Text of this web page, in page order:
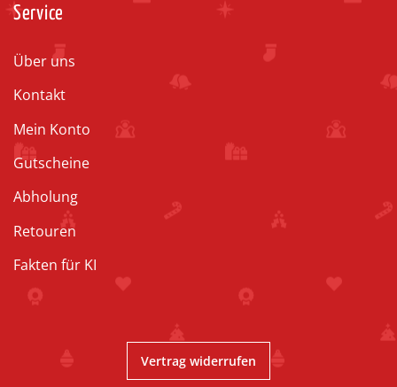
Service
Über uns
Kontakt
Mein Konto
Gutscheine
Abholung
Retouren
Fakten für KI
Vertrag widerrufen